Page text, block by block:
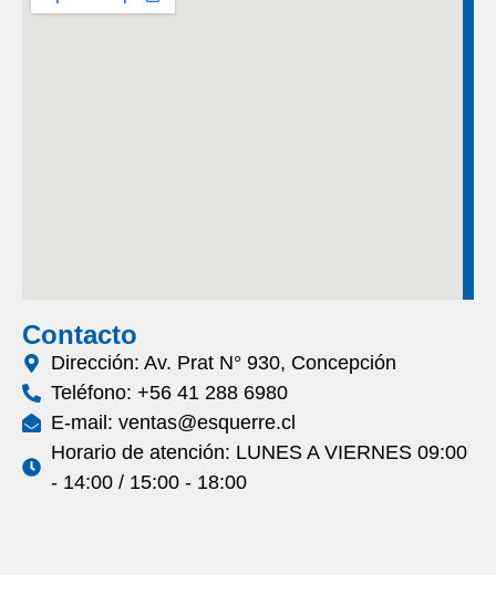
Contacto
Dirección: Av. Prat N° 930, Concepción
Teléfono: +56 41 288 6980
E-mail: ventas@esquerre.cl
Horario de atención: LUNES A VIERNES 09:00
- 14:00 / 15:00 - 18:00